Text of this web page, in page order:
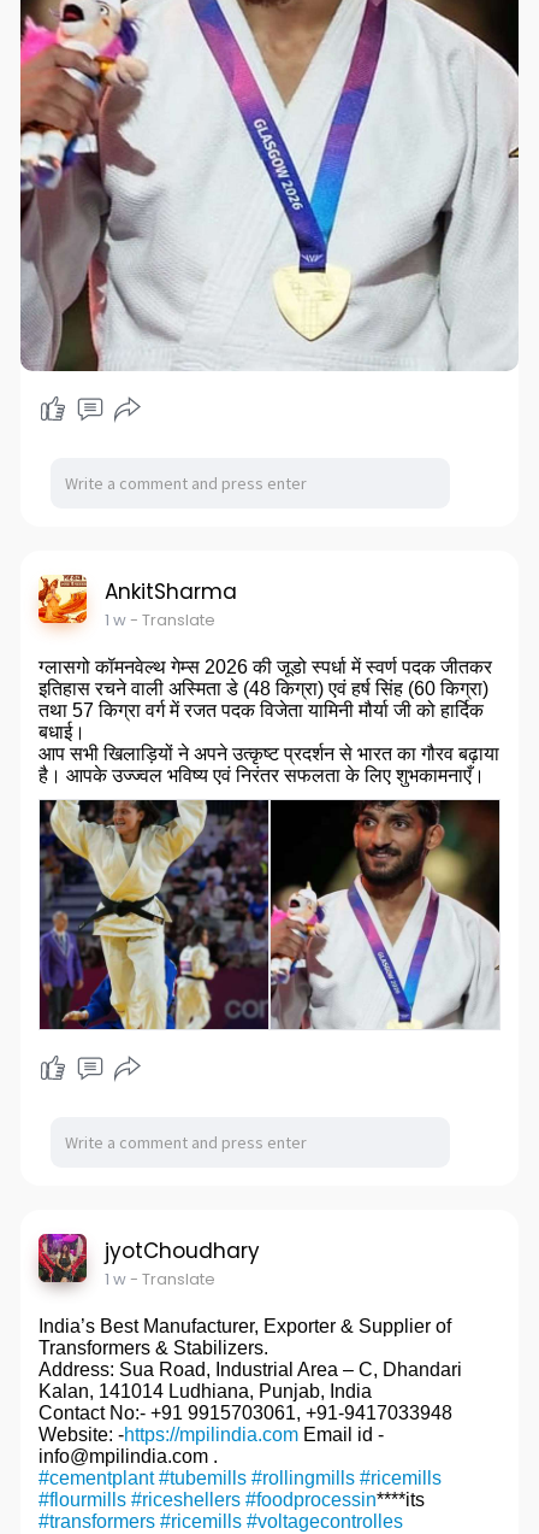
AnkitSharma
1 w- Translate
ग्लासगो कॉमनवेल्थ गेम्स 2026 की जूडो स्पर्धा में स्वर्ण पदक जीतकर
इतिहास रचने वाली अस्मिता डे (48 किग्रा) एवं हर्ष सिंह (60 किग्रा)
तथा 57 किग्रा वर्ग में रजत पदक विजेता यामिनी मौर्या जी को हार्दिक
बधाई।
आप सभी खिलाड़ियों ने अपने उत्कृष्ट प्रदर्शन से भारत का गौरव बढ़ाया
है। आपके उज्ज्वल भविष्य एवं निरंतर सफलता के लिए शुभकामनाएँ।
jyotChoudhary
1 w- Translate
India’s Best Manufacturer, Exporter & Supplier of
Transformers & Stabilizers.
Address: Sua Road, Industrial Area – C, Dhandari
Kalan, 141014 Ludhiana, Punjab, India
Contact No:- +91 9915703061, +91-9417033948
Website: -https://mpilindia.comEmail id -
info@mpilindia.com .
#cementplant #tubemills #rollingmills #ricemills
#flourmills #riceshellers #foodprocessin****its
#transformers #ricemills #voltagecontrolles